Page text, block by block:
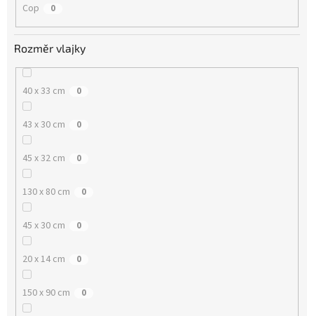
Cop 0
Rozměr vlajky
40 x 33 cm 0
43 x 30 cm 0
45 x 32 cm 0
130 x 80 cm 0
45 x 30 cm 0
20 x 14 cm 0
150 x 90 cm 0